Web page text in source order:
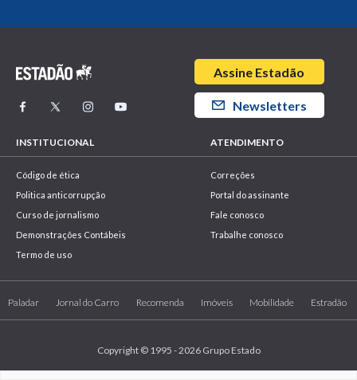
INSTITUCIONAL
Código de ética
Politica anticorrupção
Curso de jornalismo
Demonstrações Contábeis
Termo de uso
ATENDIMENTO
Correções
Portal do assinante
Fale conosco
Trabalhe conosco
Assine Estadão
Newsletters
Paladar Jornal do Carro Recomenda Imóveis Mobilidade Estradão
Copyright © 1995 - 2026 Grupo Estado